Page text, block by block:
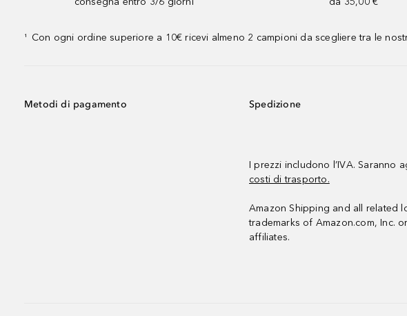
¹ Con ogni ordine superiore a 10€ ricevi almeno 2 campioni da scegliere tra le
Metodi di pagamento Spedizione
I prezzi includono l’IVA. Saranno
costi di trasporto.
Amazon Shipping and all related
trademarks of Amazon.com, Inc.
affiliates.